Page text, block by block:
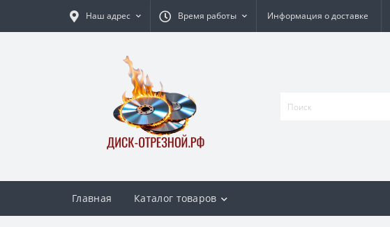
Наш адрес Время работы Информация о доставке
Главная Каталог товаров